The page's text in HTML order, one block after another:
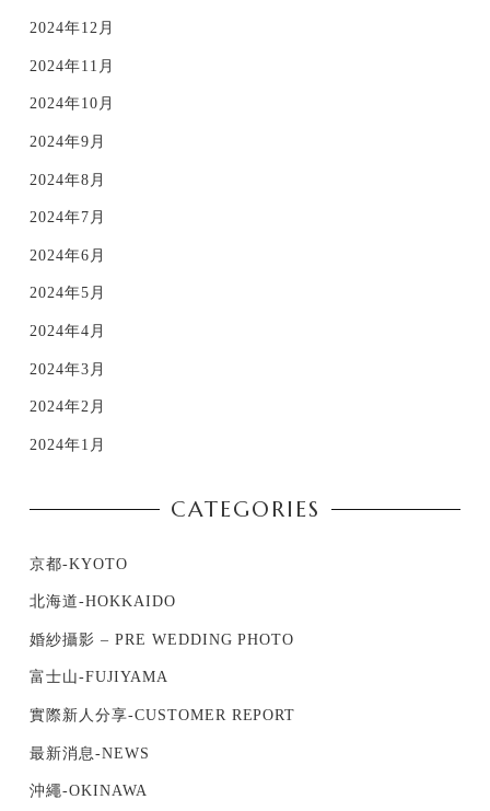
2024年12月
2024年11月
2024年10月
2024年9月
2024年8月
2024年7月
2024年6月
2024年5月
2024年4月
2024年3月
2024年2月
2024年1月
CATEGORIES
京都-KYOTO
北海道-HOKKAIDO
婚紗攝影 – PRE WEDDING PHOTO
富士山-FUJIYAMA
實際新人分享-CUSTOMER REPORT
最新消息-NEWS
沖繩-OKINAWA